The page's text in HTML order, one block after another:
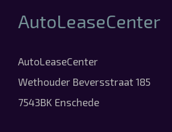
AutoLeaseCenter
AutoLeaseCenter
Wethouder Beversstraat 185
7543BK Enschede